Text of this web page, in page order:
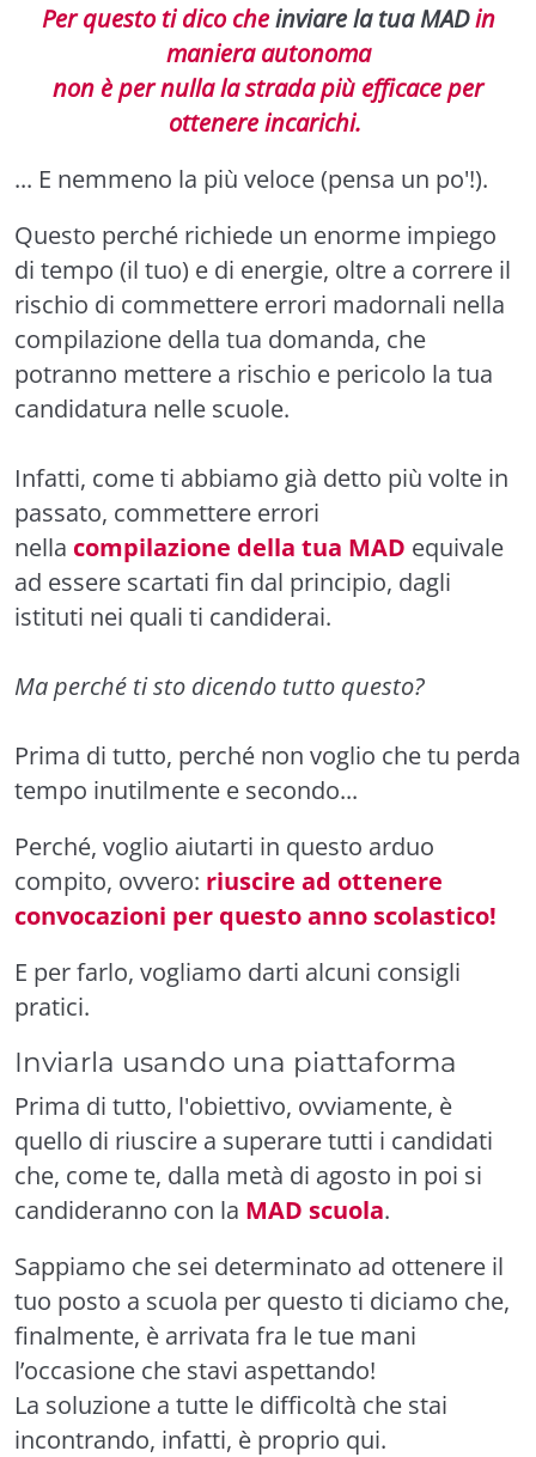
Per questo ti dico cheinviare la tua MADin
maniera autonoma
non è per nulla la strada più efficace per
ottenere incarichi.
... E nemmeno la più veloce (pensa un po'!).
Questo perché richiede un enorme impiego
di tempo (il tuo) e di energie, oltre a correre il
rischio di commettere errori madornali nella
compilazione della tua domanda, che
potranno mettere a rischio e pericolo la tua
candidatura nelle scuole.
Infatti, come ti abbiamo già detto più volte in
passato, commettere errori
nella compilazione della tua MAD equivale
ad essere scartati fin dal principio, dagli
istituti nei quali ti candiderai.
Ma perché ti sto dicendo tutto questo?
Prima di tutto, perché non voglio che tu perda
tempo inutilmente e secondo...
Perché, voglio aiutarti in questo arduo
compito, ovvero: riuscire ad ottenere
convocazioni per questo anno scolastico!
E per farlo, vogliamo darti alcuni consigli
pratici.
Inviarla usando una piattaforma
Prima di tutto, l'obiettivo, ovviamente, è
quello di riuscire a superare tutti i candidati
che, come te, dalla metà di agosto in poi si
candideranno con la MAD scuola.
Sappiamo che sei determinato ad ottenere il
tuo posto a scuola per questo ti diciamo che,
finalmente, è arrivata fra le tue mani
l’occasione che stavi aspettando!
La soluzione a tutte le difficoltà che stai
incontrando, infatti, è proprio qui.